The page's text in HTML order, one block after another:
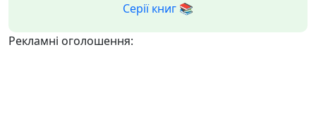
Серії книг 📚
Рекламні оголошення: